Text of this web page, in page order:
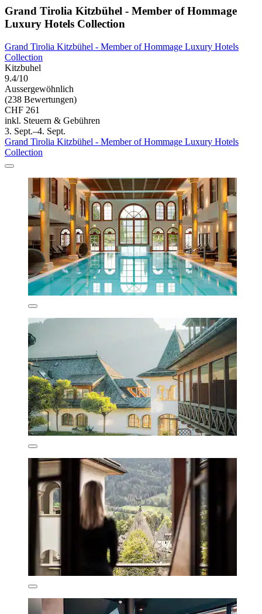
Grand Tirolia Kitzbühel - Member of Hommage
Luxury Hotels Collection
Grand Tirolia Kitzbühel - Member of Hommage Luxury Hotels
Collection
Kitzbuhel
9.4/10
Aussergewöhnlich
(238 Bewertungen)
CHF 261
inkl. Steuern & Gebühren
3. Sept.–4. Sept.
Grand Tirolia Kitzbühel - Member of Hommage Luxury Hotels
Collection